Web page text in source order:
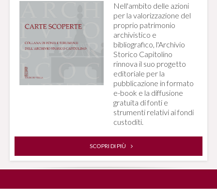
Nell'ambito delle azioni
per la valorizzazione del
proprio patrimonio
archivistico e
bibliografico, l'Archivio
Storico Capitolino
rinnova il suo progetto
editoriale per la
pubblicazione in formato
e-book e la diffusione
gratuita di fonti e
strumenti relativi ai fondi
custoditi.
SCOPRI DI PIÙ